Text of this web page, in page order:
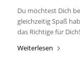
Du möchtest Dich
gleichzeitig Spaß
das Richtige für Dich!
Weiterlesen